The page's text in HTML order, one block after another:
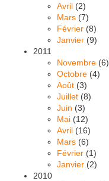
Avril (2)
Mars (7)
Février (8)
Janvier (9)
2011
Novembre (6)
Octobre (4)
Août (3)
Juillet (8)
Juin (3)
Mai (12)
Avril (16)
Mars (6)
Février (1)
Janvier (2)
2010